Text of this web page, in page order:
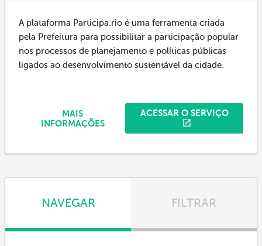
A plataforma Participa.rio é uma ferramenta criada
pela Prefeitura para possibilitar a participação popular
nos processos de planejamento e políticas públicas
ligados ao desenvolvimento sustentável da cidade.
ACESSAR O SERVIÇO
MAIS
INFORMAÇÕES
NAVEGAR FILTRAR